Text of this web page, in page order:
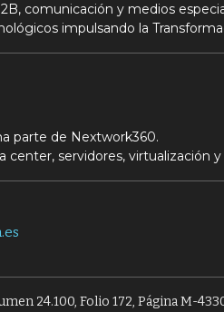
comunicación y medios
impulsando la
parte de Nextwork360.
center, servidores, virtualización
24.100, Folio 172, Página M-